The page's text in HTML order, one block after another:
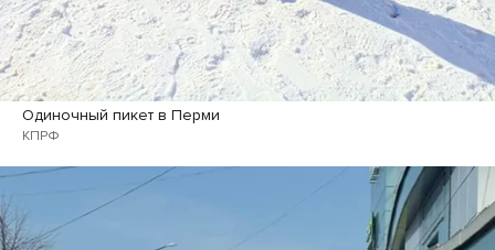
Одиночный пикет в Перми
КПРФ